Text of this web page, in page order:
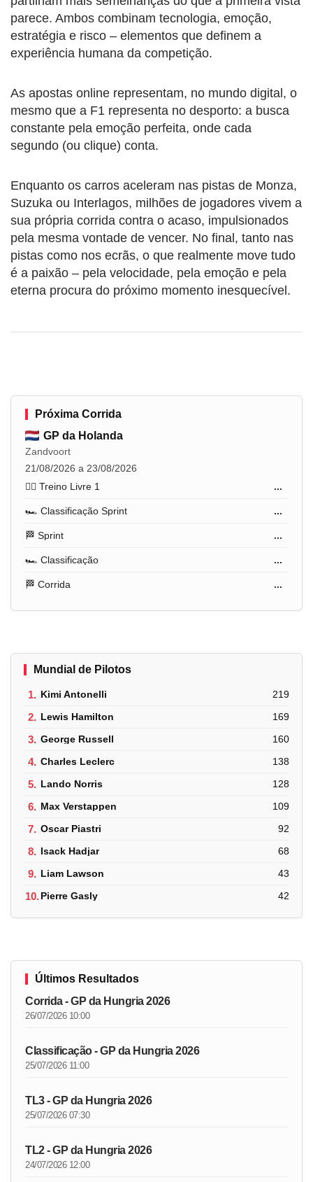
parece. Ambos combinam tecnologia, emoção,
estratégia e risco – elementos que definem a
experiência humana da competição.
As apostas online representam, no mundo digital, o
mesmo que a F1 representa no desporto: a busca
constante pela emoção perfeita, onde cada
segundo (ou clique) conta.
Enquanto os carros aceleram nas pistas de Monza,
Suzuka ou Interlagos, milhões de jogadores vivem a
sua própria corrida contra o acaso, impulsionados
pela mesma vontade de vencer. No final, tanto nas
pistas como nos ecrãs, o que realmente move tudo
é a paixão – pela velocidade, pela emoção e pela
eterna procura do próximo momento inesquecível.
Próxima Corrida
GP da Holanda
Zandvoort
21/08/2026 a 23/08/2026
🏋️‍♂️ Treino Livre 1
...
🏎️ Classificação Sprint ...
🏁 Sprint ...
🏎️ Classificação ...
🏁 Corrida ...
Mundial de Pilotos
1. Kimi Antonelli 219
2. Lewis Hamilton 169
3. George Russell 160
4. Charles Leclerc 138
5. Lando Norris 128
6. Max Verstappen 109
7. Oscar Piastri 92
8. Isack Hadjar 68
9. Liam Lawson 43
10.Pierre Gasly 42
Últimos Resultados
Corrida - GP da Hungria 2026
26/07/2026 10:00
Classificação - GP da Hungria 2026
25/07/2026 11:00
TL3 - GP da Hungria 2026
25/07/2026 07:30
TL2 - GP da Hungria 2026
24/07/2026 12:00